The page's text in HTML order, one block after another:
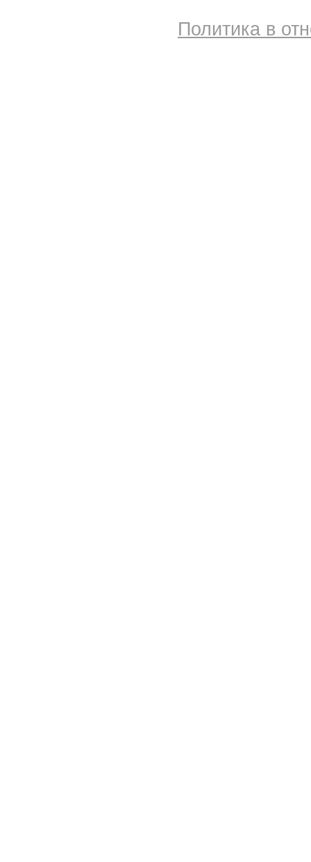
Политика в